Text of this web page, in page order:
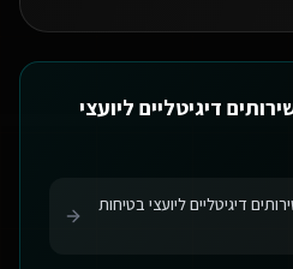
דיגיטליים ליועצי
דיגיטליים ליועצי בטיחות